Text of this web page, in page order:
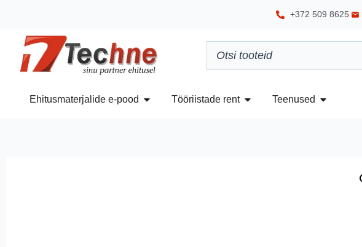
+372 509 8625
Ehitusmaterjalide e-pood Tööriistade rent Teenused